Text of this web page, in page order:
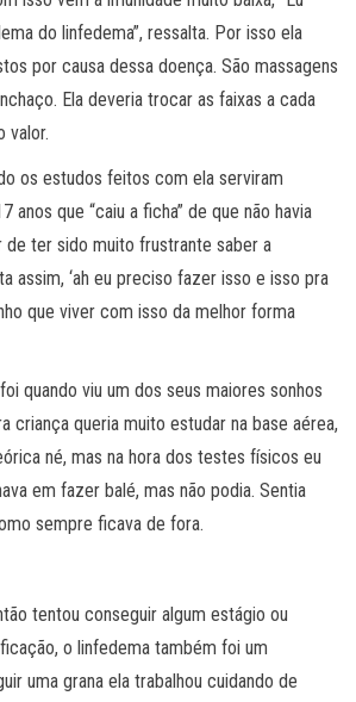
do linfedema”, ressalta. Por isso ela
por causa dessa doença. São massagens
Ela deveria trocar as faixas a cada
valor.
os estudos feitos com ela serviram
que “caiu a ficha” de que não havia
de ter sido muito frustrante saber a
assim, ‘ah eu preciso fazer isso e isso pra
que viver com isso da melhor forma
quando viu um dos seus maiores sonhos
criança queria muito estudar na base aérea,
né, mas na hora dos testes físicos eu
em fazer balé, mas não podia. Sentia
sempre ficava de fora.
tentou conseguir algum estágio ou
o linfedema também foi um
uma grana ela trabalhou cuidando de